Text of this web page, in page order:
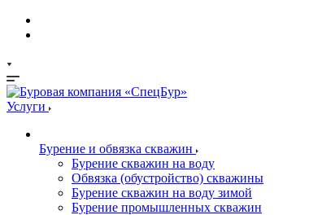
Услуги
Бурение и обвязка скважин
Бурение скважин на воду
Обвязка (обустройство) скважины
Бурение скважин на воду зимой
Бурение промышленных скважин